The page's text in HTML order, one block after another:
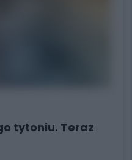
tytoniu. Teraz